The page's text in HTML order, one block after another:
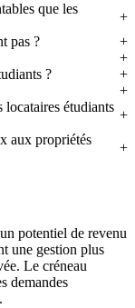
que les
pas ?
?
locataires étudiants
aux propriétés
potentiel de revenu
une gestion plus
Le créneau
demandes